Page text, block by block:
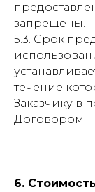
запрещены.
5.3. Срок
течение
Заказчику в
Договором.
6.